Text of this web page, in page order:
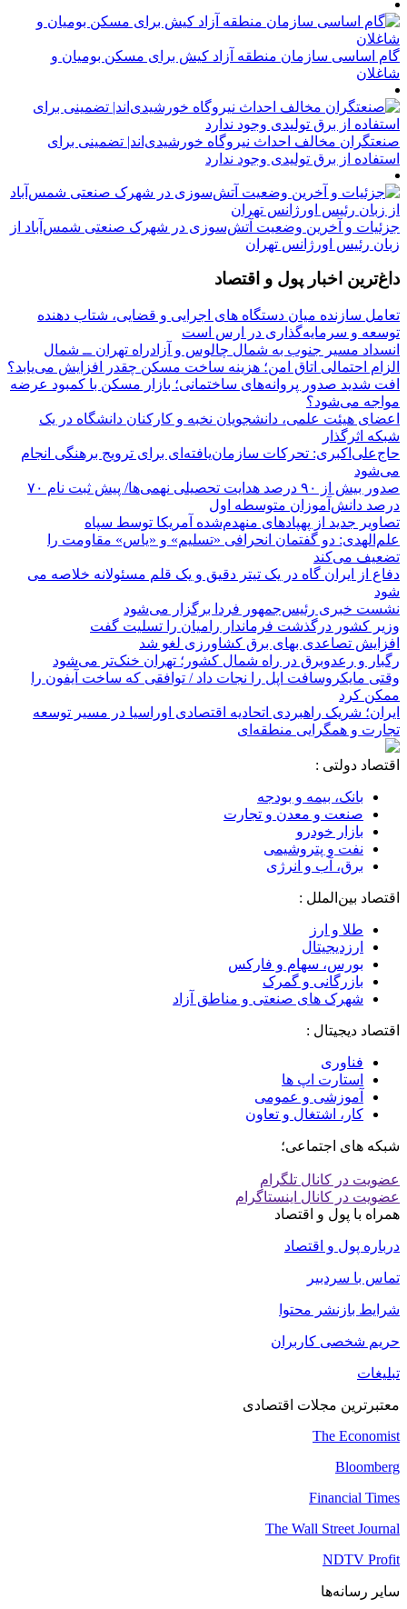
گام اساسی سازمان منطقه آزاد کیش برای مسکن بومیان و
شاغلان
صنعتگران مخالف احداث نیروگاه خورشیدی‌اند| تضمینی برای
استفاده از برق تولیدی وجود ندارد
جزئیات و آخرین وضعیت آتش‌سوزی در شهرک صنعتی شمس‌آباد از
زبان رئیس اورژانس تهران
داغ‌ترین اخبار پول و اقتصاد
تعامل سازنده میان دستگاه‌ های اجرایی و قضایی، شتاب‌ دهنده
توسعه و سرمایه‌گذاری در ارس است
انسداد مسیر جنوب به شمال چالوس و آزادراه تهران ــ شمال
الزام احتمالی اتاق امن؛ هزینه ساخت مسکن چقدر افزایش می‌یابد؟
افت شدید صدور پروانه‌های ساختمانی؛ بازار مسکن با کمبود عرضه
مواجه می‌شود؟
اعضای هیئت علمی، دانشجویان نخبه و کارکنان دانشگاه در یک
شبکه‌ اثرگذار
حاج‌علی‌اکبری: تحرکات سازمان‌یافته‌ای برای ترویج برهنگی انجام
می‌شود
صدور بیش از ۹۰ درصد هدایت تحصیلی نهمی‌ها/ پیش ثبت نام ۷۰
درصد دانش‌آموزان متوسطه اول
تصاویر جدید از پهپادهای منهدم‌شده آمریکا توسط سپاه
علم‌الهدی: دو گفتمان انحرافی «تسلیم» و «یاس» مقاومت را
تضعیف می‌کند
دفاع از ایران گاه در یک تیتر دقیق و یک قلم مسئولانه خلاصه می
شود
نشست خبری رئیس‌جمهور فردا برگزار می‌شود
وزیر کشور درگذشت فرماندار رامیان را تسلیت گفت
افزایش تصاعدی بهای برق کشاورزی لغو شد
رگبار و رعدوبرق در راه شمال کشور؛ تهران خنک‌تر می‌شود
وقتی مایکروسافت اپل را نجات داد / توافقی که ساخت آیفون را
ممکن کرد
ایران؛ شریک راهبردی اتحادیه اقتصادی اوراسیا در مسیر توسعه
تجارت و همگرایی منطقه‌ای
اقتصاد دولتی :
بانک، بیمه و بودجه
صنعت و معدن و تجارت
بازار خودرو
نفت و پتروشیمی
برق، آب و انرژی
اقتصاد بین‌الملل :
طلا و ارز
ارزدیجیتال
بورس، سهام و فارکس
بازرگانی و گمرک
شهرک های صنعتی و مناطق آزاد
اقتصاد دیجیتال :
فناوری
استارت اپ ها
آموزشی و عمومی
کار، اشتغال و تعاون
شبکه های اجتماعی؛
عضویت در کانال تلگرام
عضویت در کانال اینستاگرام
همراه با پول و اقتصاد
درباره پول و اقتصاد
تماس با سردبیر
شرایط بازنشر محتوا
حریم شخصی کاربران
تبلیغات
معتبرترین مجلات اقتصادی
The Economist
Bloomberg
Financial Times
The Wall Street Journal
NDTV Profit
سایر رسانه‌ها